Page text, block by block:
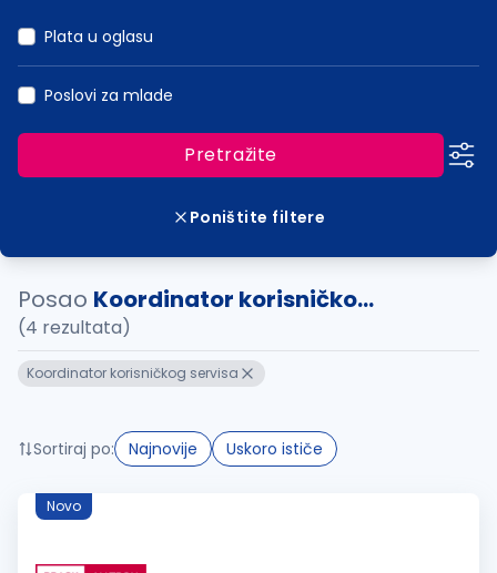
Plata u oglasu
Poslovi za mlade
Pretražite
Poništite filtere
Posao Koordinator korisničko...
(4 rezultata)
Koordinator korisničkog servisa
Sortiraj po: Najnovije Uskoro ističe
Novo